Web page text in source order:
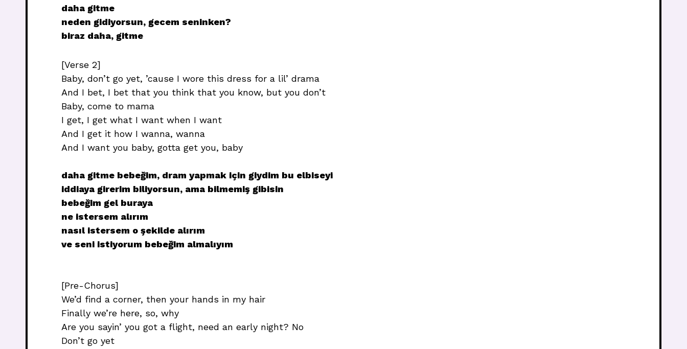
daha gitme
neden gidiyorsun, gecem seninken?
biraz daha, gitme
[Verse 2]
Baby, don’t go yet, ’cause I wore this dress for a lil’ drama
And I bet, I bet that you think that you know, but you don’t
Baby, come to mama
I get, I get what I want when I want
And I get it how I wanna, wanna
And I want you baby, gotta get you, baby
daha gitme bebeğim, dram yapmak için giydim bu elbiseyi
iddiaya girerim biliyorsun, ama bilmemiş gibisin
bebeğim gel buraya
ne istersem alırım
nasıl istersem o şekilde alırım
ve seni istiyorum bebeğim almalıyım
[Pre-Chorus]
We’d find a corner, then your hands in my hair
Finally we’re here, so, why
Are you sayin’ you got a flight, need an early night? No
Don’t go yet